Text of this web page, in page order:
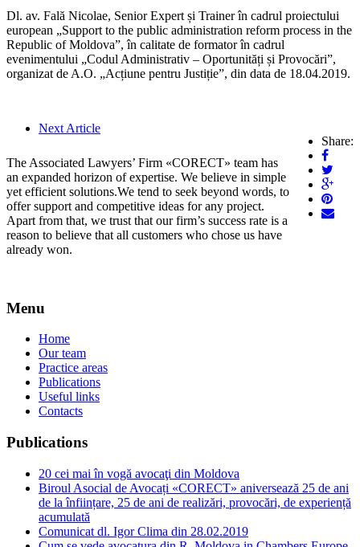
Dl. av. Fală Nicolae, Senior Expert și Trainer în cadrul proiectului
european „Support to the public administration reform process in the
Republic of Moldova”, în calitate de formator în cadrul
evenimentului „Codul Administrativ – Oportunități și Provocări”,
organizat de A.O. „Acțiune pentru Justiție”, din data de 18.04.2019.
Share:
Next Article
The Associated Lawyers’ Firm «CORECT» team has
an expanded horizon of expertise. We believe in simple
yet efficient solutions.We tend to seek beyond words, to
offer support and competitive ideas for any project.
Apart from that, we trust that our firm’s success rate is a
reason to believe that all customers who chose us have
already won.
Menu
Home
Our team
Practice areas
Publications
Useful links
Contacts
Publications
20 cei mai în vogă avocaţi din Moldova
Biroul Asocial de Avocați «CORECT» aniversează 25 de ani
de la înființare, 25 de ani de realizări, provocări, de experiență
acumulată
Comunicat dl. Igor Clima din 28.02.2019